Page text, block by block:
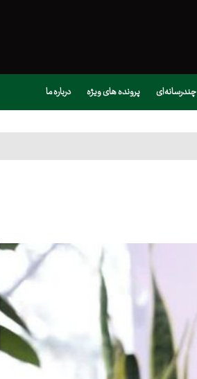
چندرسانه‌ای پرونده های ویژه درباره ما